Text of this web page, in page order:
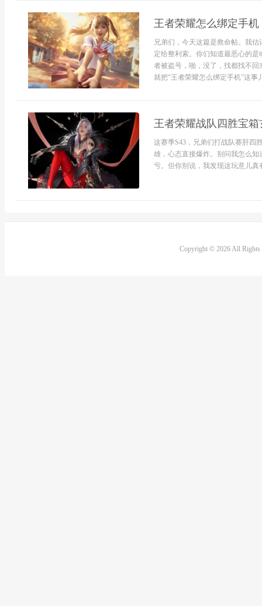
王者荣耀怎么绑定手
兄弟们，今天这篇是救命帖。我
定给整利索。你们知道最恶心的
者被盗号，啪，没了，找都找不
就把“王者荣耀怎么绑定手机”这事
王者荣耀战队四胜宝
这赛季S43，兄弟们打战队赛肝四
雄，心态直接爆炸。别问我怎么
亏。但你别说，我发现这玩意儿真
Copyright © 2026 All